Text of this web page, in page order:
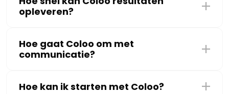
opleveren?
Hoe gaat Coloo om met
communicatie?
Hoe kan ik starten met Coloo?